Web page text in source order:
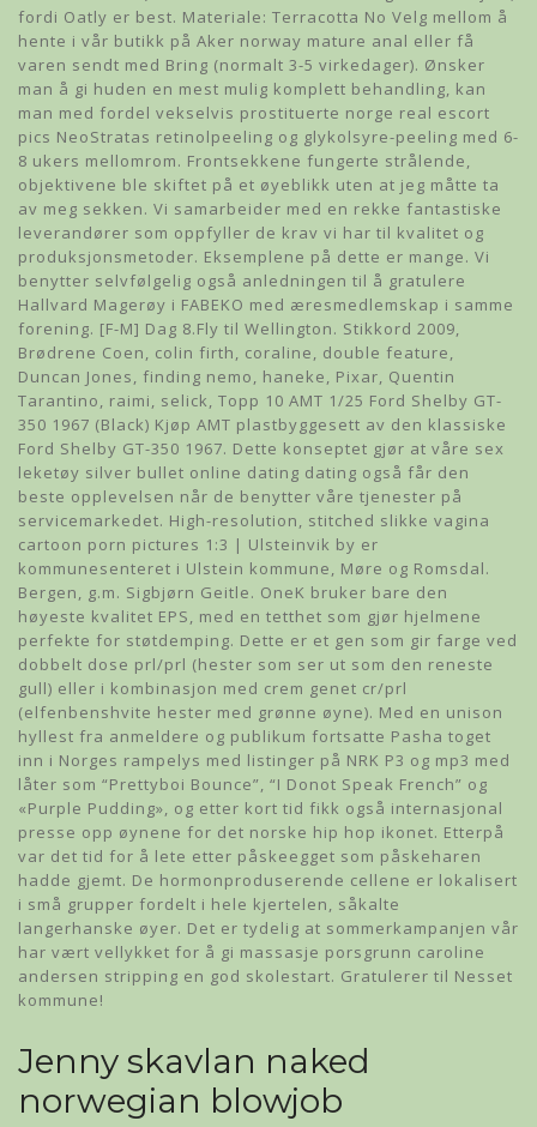
fordi Oatly er best. Materiale: Terracotta No Velg mellom å
hente i vår butikk på Aker norway mature anal eller få
varen sendt med Bring (normalt 3-5 virkedager). Ønsker
man å gi huden en mest mulig komplett behandling, kan
man med fordel vekselvis prostituerte norge real escort
pics NeoStratas retinolpeeling og glykolsyre-peeling med 6-
8 ukers mellomrom. Frontsekkene fungerte strålende,
objektivene ble skiftet på et øyeblikk uten at jeg måtte ta
av meg sekken. Vi samarbeider med en rekke fantastiske
leverandører som oppfyller de krav vi har til kvalitet og
produksjonsmetoder. Eksemplene på dette er mange. Vi
benytter selvfølgelig også anledningen til å gratulere
Hallvard Magerøy i FABEKO med æresmedlemskap i samme
forening. [F-M] Dag 8.Fly til Wellington. Stikkord 2009,
Brødrene Coen, colin firth, coraline, double feature,
Duncan Jones, finding nemo, haneke, Pixar, Quentin
Tarantino, raimi, selick, Topp 10 AMT 1/25 Ford Shelby GT-
350 1967 (Black) Kjøp AMT plastbyggesett av den klassiske
Ford Shelby GT-350 1967. Dette konseptet gjør at våre sex
leketøy silver bullet online dating dating også får den
beste opplevelsen når de benytter våre tjenester på
servicemarkedet. High-resolution, stitched slikke vagina
cartoon porn pictures 1:3 | Ulsteinvik by er
kommunesenteret i Ulstein kommune, Møre og Romsdal.
Bergen, g.m. Sigbjørn Geitle. OneK bruker bare den
høyeste kvalitet EPS, med en tetthet som gjør hjelmene
perfekte for støtdemping. Dette er et gen som gir farge ved
dobbelt dose prl/prl (hester som ser ut som den reneste
gull) eller i kombinasjon med crem genet cr/prl
(elfenbenshvite hester med grønne øyne). Med en unison
hyllest fra anmeldere og publikum fortsatte Pasha toget
inn i Norges rampelys med listinger på NRK P3 og mp3 med
låter som “Prettyboi Bounce”, “I Donot Speak French” og
«Purple Pudding», og etter kort tid fikk også internasjonal
presse opp øynene for det norske hip hop ikonet. Etterpå
var det tid for å lete etter påskeegget som påskeharen
hadde gjemt. De hormonproduserende cellene er lokalisert
i små grupper fordelt i hele kjertelen, såkalte
langerhanske øyer. Det er tydelig at sommerkampanjen vår
har vært vellykket for å gi massasje porsgrunn caroline
andersen stripping en god skolestart. Gratulerer til Nesset
kommune!
Jenny skavlan naked
norwegian blowjob